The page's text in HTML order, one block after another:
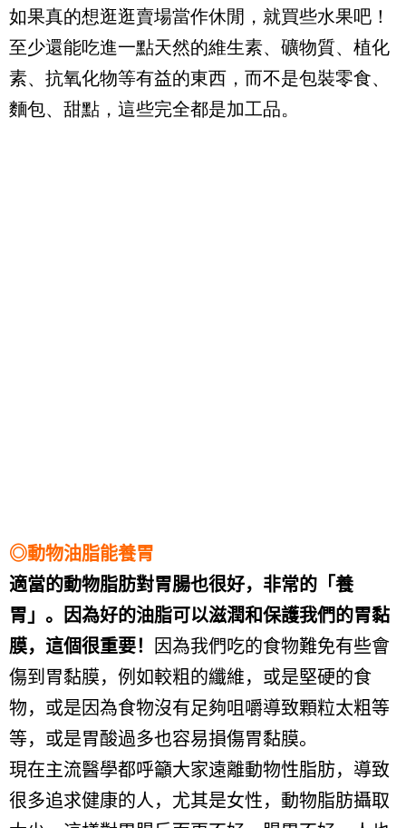
如果真的想逛逛賣場當作休閒，就買些水果吧！
至少還能吃進一點天然的維生素、礦物質、植化
素、抗氧化物等有益的東西，而不是包裝零食、
麵包、甜點，這些完全都是加工品。
◎動物油脂能養胃
適當的動物脂肪對胃腸也很好，非常的「養
胃」。因為好的油脂可以滋潤和保護我們的胃黏
膜，這個很重要！
因為我們吃的食物難免有些會
傷到胃黏膜，例如較粗的纖維，或是堅硬的食
物，或是因為食物沒有足夠咀嚼導致顆粒太粗等
等，或是胃酸過多也容易損傷胃黏膜。
現在主流醫學都呼籲大家遠離動物性脂肪，導致
很多追求健康的人，尤其是女性，動物脂肪攝取